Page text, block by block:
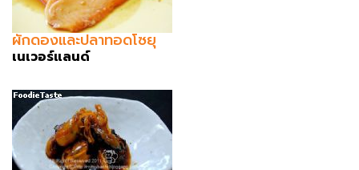
ผักดองและปลาทอดโซยุ
เนเวอร์แลนด์